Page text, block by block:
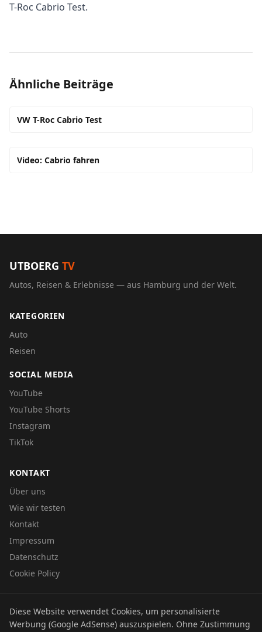
T-Roc Cabrio Test.
Ähnliche Beiträge
VW T-Roc Cabrio Test
Video: Cabrio fahren
UTBOERG TV
Autos, Reisen & Erlebnisse — aus Hamburg und der Welt.
KATEGORIEN
Auto
Reisen
SOCIAL MEDIA
YouTube
YouTube Shorts
Instagram
TikTok
KONTAKT
Über uns
Wie wir testen
Kontakt
Impressum
Datenschutz
Cookie Policy
© 2026 UTBOERG TV
DatenschutzImpressumCookie Policy
Diese Website verwendet Cookies, um personalisierte
Werbung (Google AdSense) auszuspielen. Ohne Zustimmung